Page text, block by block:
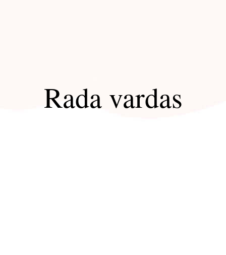
Rada vardas